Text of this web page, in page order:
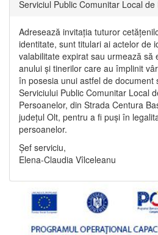
Serviciul Public Comunitar Local
Adresează invitația tuturor
identitate, sunt titulari ai actelor de
valabilitate expirat sau urmează să
anului și tinerilor care au împlinit
în posesia unui astfel de document
Serviciului Public Comunitar Local
Persoanelor, din Strada Centura
județul Olt, pentru a fi puși în
persoanelor.
Șef serviciu,
Elena-Claudia Vîlceleanu